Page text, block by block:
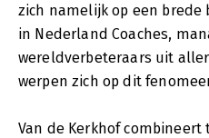
zich namelijk op een
in Nederland Coaches,
wereldverbeteraars uit
werpen zich op dit
Van de Kerkhof